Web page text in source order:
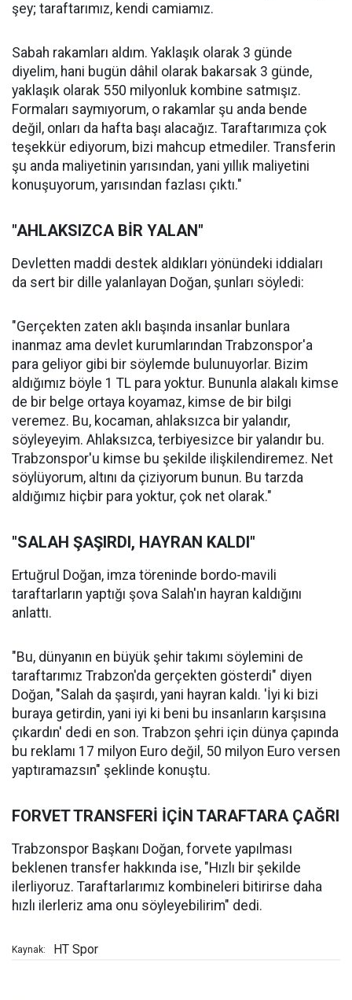
şey; taraftarımız, kendi camiamız.
Sabah rakamları aldım. Yaklaşık olarak 3 günde
diyelim, hani bugün dâhil olarak bakarsak 3 günde,
yaklaşık olarak 550 milyonluk kombine satmışız.
Formaları saymıyorum, o rakamlar şu anda bende
değil, onları da hafta başı alacağız. Taraftarımıza çok
teşekkür ediyorum, bizi mahcup etmediler. Transferin
şu anda maliyetinin yarısından, yani yıllık maliyetini
konuşuyorum, yarısından fazlası çıktı."
"AHLAKSIZCA BİR YALAN"
Devletten maddi destek aldıkları yönündeki iddiaları
da sert bir dille yalanlayan Doğan, şunları söyledi:
"Gerçekten zaten aklı başında insanlar bunlara
inanmaz ama devlet kurumlarından Trabzonspor'a
para geliyor gibi bir söylemde bulunuyorlar. Bizim
aldığımız böyle 1 TL para yoktur. Bununla alakalı kimse
de bir belge ortaya koyamaz, kimse de bir bilgi
veremez. Bu, kocaman, ahlaksızca bir yalandır,
söyleyeyim. Ahlaksızca, terbiyesizce bir yalandır bu.
Trabzonspor'u kimse bu şekilde ilişkilendiremez. Net
söylüyorum, altını da çiziyorum bunun. Bu tarzda
aldığımız hiçbir para yoktur, çok net olarak."
"SALAH ŞAŞIRDI, HAYRAN KALDI"
Ertuğrul Doğan, imza töreninde bordo-mavili
taraftarların yaptığı şova Salah'ın hayran kaldığını
anlattı.
"Bu, dünyanın en büyük şehir takımı söylemini de
taraftarımız Trabzon'da gerçekten gösterdi" diyen
Doğan, "Salah da şaşırdı, yani hayran kaldı. 'İyi ki bizi
buraya getirdin, yani iyi ki beni bu insanların karşısına
çıkardın' dedi en son. Trabzon şehri için dünya çapında
bu reklamı 17 milyon Euro değil, 50 milyon Euro versen
yaptıramazsın" şeklinde konuştu.
FORVET TRANSFERİ İÇİN TARAFTARA ÇAĞRI
Trabzonspor Başkanı Doğan, forvete yapılması
beklenen transfer hakkında ise, "Hızlı bir şekilde
ilerliyoruz. Taraftarlarımız kombineleri bitirirse daha
hızlı ilerleriz ama onu söyleyebilirim" dedi.
Kaynak: HT Spor